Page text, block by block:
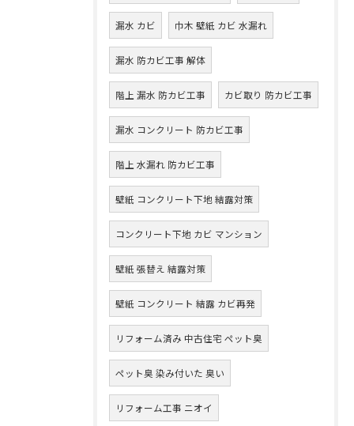
漏水 カビ 巾木 壁紙 カビ 水漏れ
漏水 防カビ工事 解体
階上 漏水 防カビ工事 カビ取り 防カビ工事
漏水 コンクリート 防カビ工事
階上 水漏れ 防カビ工事
壁紙 コンクリート下地 結露対策
コンクリート下地 カビ マンション
壁紙 張替え 結露対策
壁紙 コンクリート 結露 カビ再発
リフォーム済み 中古住宅 ペット臭
ペット臭 染み付いた 臭い
リフォーム工事 ニオイ